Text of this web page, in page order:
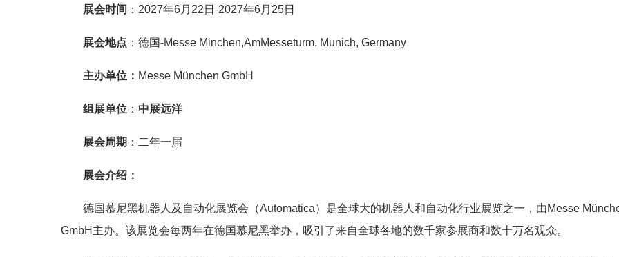
展会时间 ：2027年6月22日-2027年6月25日
展会地点 ：德国-Messe Minchen,AmMesseturm, Munich, Germany
主办单位： Messe München GmbH
组展单位 ： 中展远洋
展会周期 ：二年一届
展会介绍：
德国慕尼黑机器人及自动化展览会（Automatica）是全球大的机器人和自动化行业展览之一，由Messe
GmbH主办。该展览会每两年在德国慕尼黑举办，吸引了来自全球各地的数千家参展商和数十万名观众。